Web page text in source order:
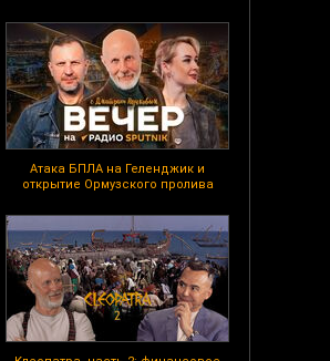
Атака БПЛА на Геленджик и
открытие Ормузского пролива